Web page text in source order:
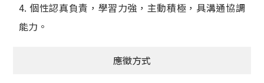
4. 個性認真負責，學習力強，主動積極，具溝通協調
能力。
應徵方式